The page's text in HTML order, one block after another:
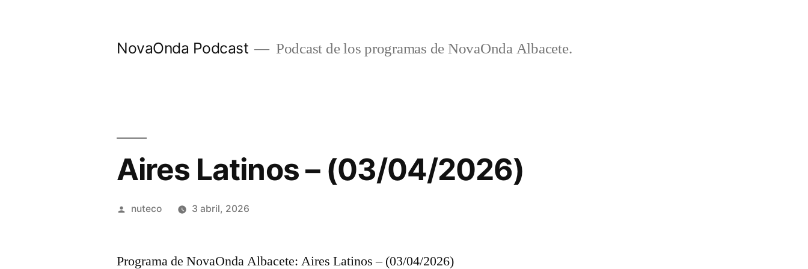
NovaOnda Podcast Podcast de los programas de NovaOnda Albacete.
Aires Latinos – (03/04/2026)
Publicada
nuteco 3 abril, 2026
Programa de NovaOnda Albacete: Aires Latinos – (03/04/2026)